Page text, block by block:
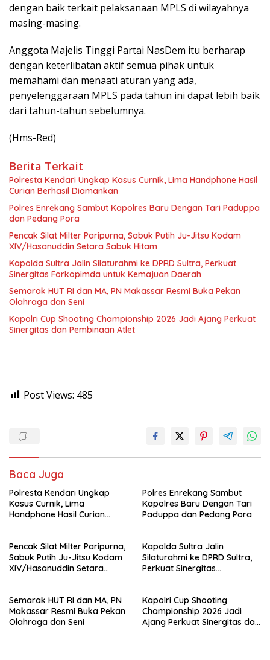
dengan baik terkait pelaksanaan MPLS di wilayahnya
masing-masing.
Anggota Majelis Tinggi Partai NasDem itu berharap
dengan keterlibatan aktif semua pihak untuk
memahami dan menaati aturan yang ada,
penyelenggaraan MPLS pada tahun ini dapat lebih baik
dari tahun-tahun sebelumnya.
(Hms-Red)
Berita Terkait
Polresta Kendari Ungkap Kasus Curnik, Lima Handphone Hasil
Curian Berhasil Diamankan
Polres Enrekang Sambut Kapolres Baru Dengan Tari Paduppa
dan Pedang Pora
Pencak Silat Milter Paripurna, Sabuk Putih Ju-Jitsu Kodam
XIV/Hasanuddin Setara Sabuk Hitam
Kapolda Sultra Jalin Silaturahmi ke DPRD Sultra, Perkuat
Sinergitas Forkopimda untuk Kemajuan Daerah
Semarak HUT RI dan MA, PN Makassar Resmi Buka Pekan
Olahraga dan Seni
Kapolri Cup Shooting Championship 2026 Jadi Ajang Perkuat
Sinergitas dan Pembinaan Atlet
Post Views: 485
Baca Juga
Polresta Kendari Ungkap
Kasus Curnik, Lima
Handphone Hasil Curian
Polres Enrekang Sambut
Kapolres Baru Dengan Tari
Paduppa dan Pedang Pora
Pencak Silat Milter Paripurna,
Sabuk Putih Ju-Jitsu Kodam
XIV/Hasanuddin Setara
Kapolda Sultra Jalin
Silaturahmi ke DPRD Sultra,
Perkuat Sinergitas
Semarak HUT RI dan MA, PN
Makassar Resmi Buka Pekan
Olahraga dan Seni
Kapolri Cup Shooting
Championship 2026 Jadi
Ajang Perkuat Sinergitas dan